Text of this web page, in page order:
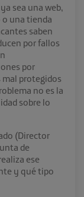
sea una web,
una tienda
saben
por fallos
por
protegidos
no es la
sobre lo
(Director
de
ese
y qué tipo